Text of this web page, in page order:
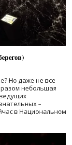
Но даже не все
небольшая
–
в Национальном